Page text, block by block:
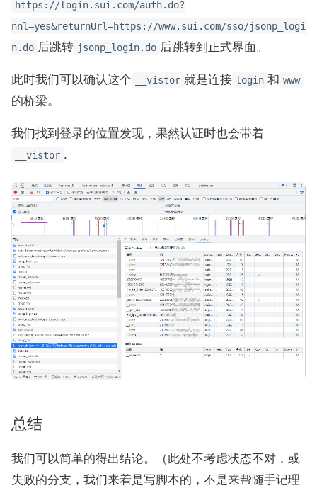
https://login.sui.com/auth.do?
nnl=yes&returnUrl=https://www.sui.com/sso/jsonp_logi
n.do 后跳转 jsonp_login.do 后跳转到正式界面。
此时我们可以确认这个 __vistor 就是连接 login 和 www
的桥梁。
我们找到登录的位置发现，果然认证时也会带着
__vistor .
总结
我们可以简单的得出结论。（此处不考虑状态不对，或
失败的分支，我们来着是写脚本的，不是来帮随手记理